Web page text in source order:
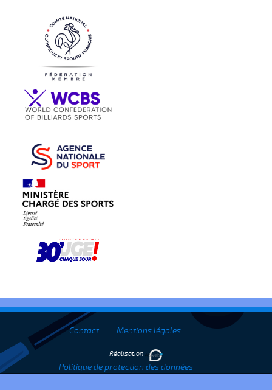
Contact Mentions légales
Politique de protection des données
Réalisation